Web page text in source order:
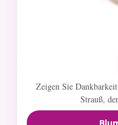
Zeigen Sie
Strauß,